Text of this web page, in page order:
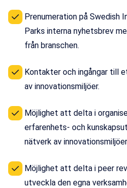
Prenumeration på Swedish
Parks interna nyhetsbrev
från branschen.
Kontakter och ingångar till
av innovationsmiljöer.
Möjlighet att delta i
erfarenhets- och
nätverk av
Möjlighet att delta i peer
utveckla den egna